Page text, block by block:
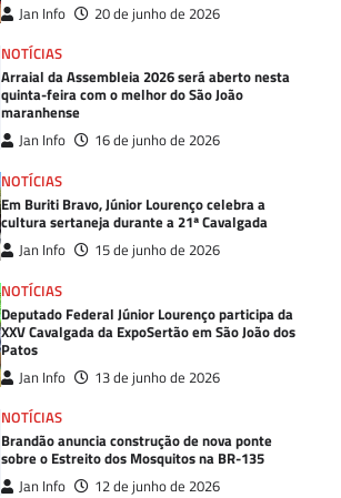
Jan Info
20 de junho de 2026
NOTÍCIAS
Arraial da Assembleia 2026 será aberto nesta
quinta-feira com o melhor do São João
maranhense
Jan Info
16 de junho de 2026
NOTÍCIAS
Em Buriti Bravo, Júnior Lourenço celebra a
cultura sertaneja durante a 21ª Cavalgada
Jan Info
15 de junho de 2026
NOTÍCIAS
Deputado Federal Júnior Lourenço participa da
XXV Cavalgada da ExpoSertão em São João dos
Patos
Jan Info
13 de junho de 2026
NOTÍCIAS
Brandão anuncia construção de nova ponte
sobre o Estreito dos Mosquitos na BR-135
Jan Info 12 de junho de 2026